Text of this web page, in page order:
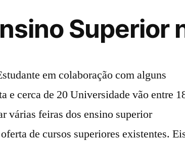
Superior
em colaboração com alguns
e cerca de 20 Universidade vão entre
várias feiras dos ensino superior
de cursos superiores existentes.